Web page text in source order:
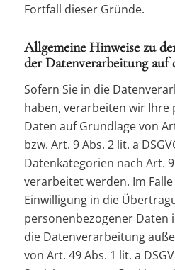
Fortfall dieser Gründe.
Allgemeine Hinweise zu
der Datenverarbeitung auf
Sofern Sie in die
haben, verarbeiten wir Ihre
Daten auf Grundlage von
bzw. Art. 9 Abs. 2 lit. a
Datenkategorien nach Art. 9
verarbeitet werden. Im
Einwilligung in die
personenbezogener
die Datenverarbeitung
von Art. 49 Abs. 1 lit. a